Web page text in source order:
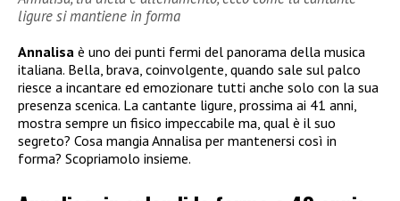
ligure si mantiene in forma
Annalisa è uno dei punti fermi del panorama della musica
italiana. Bella, brava, coinvolgente, quando sale sul palco
riesce a incantare ed emozionare tutti anche solo con la sua
presenza scenica. La cantante ligure, prossima ai 41 anni,
mostra sempre un fisico impeccabile ma, qual è il suo
segreto? Cosa mangia Annalisa per mantenersi così in
forma? Scopriamolo insieme.